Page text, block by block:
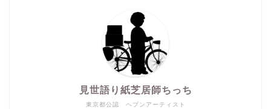
東京都公認 ヘブンアーティスト
見世語り紙芝居師ちっち